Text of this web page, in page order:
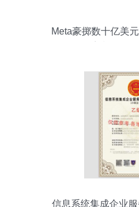
Meta豪掷数十亿美
信息系统集成企业